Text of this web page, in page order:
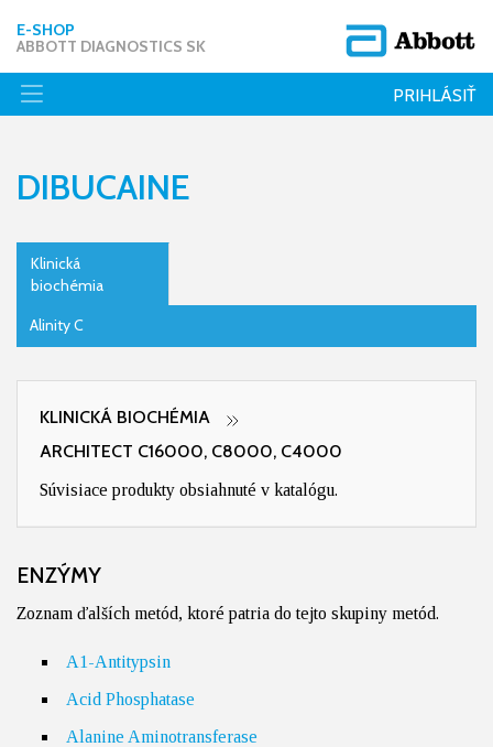
E-SHOP
ABBOTT DIAGNOSTICS SK
PRIHLÁSIŤ
DIBUCAINE
Klinická
biochémia
Alinity C
KLINICKÁ BIOCHÉMIA
ARCHITECT C16000, C8000, C4000
Súvisiace produkty obsiahnuté v katalógu.
ENZÝMY
Zoznam ďalších metód, ktoré patria do tejto skupiny metód.
A1-Antitypsin
Acid Phosphatase
Alanine Aminotransferase